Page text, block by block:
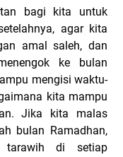
bagi kita untuk
agar kita
amal saleh, dan
ke bulan
mengisi waktu-
kita mampu
Jika kita malas
bulan Ramadhan,
tarawih di setiap